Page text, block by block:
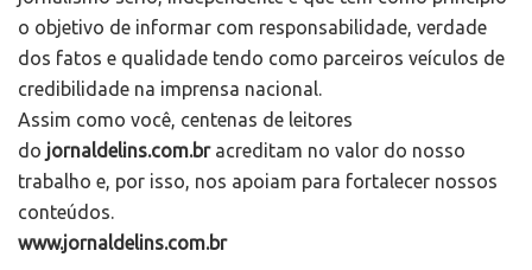
o objetivo de informar com responsabilidade, verdade
dos fatos e qualidade tendo como parceiros veículos de
credibilidade na imprensa nacional.
Assim como você, centenas de leitores
do jornaldelins.com.bracreditam no valor do nosso
trabalho e, por isso, nos apoiam para fortalecer nossos
conteúdos.
www.jornaldelins.com.br